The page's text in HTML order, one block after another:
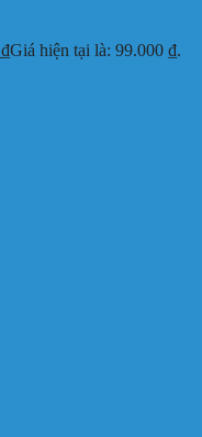
₫Giá hiện tại là: 99.000 ₫.